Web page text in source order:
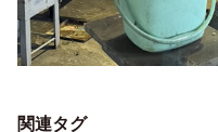
関連タグ